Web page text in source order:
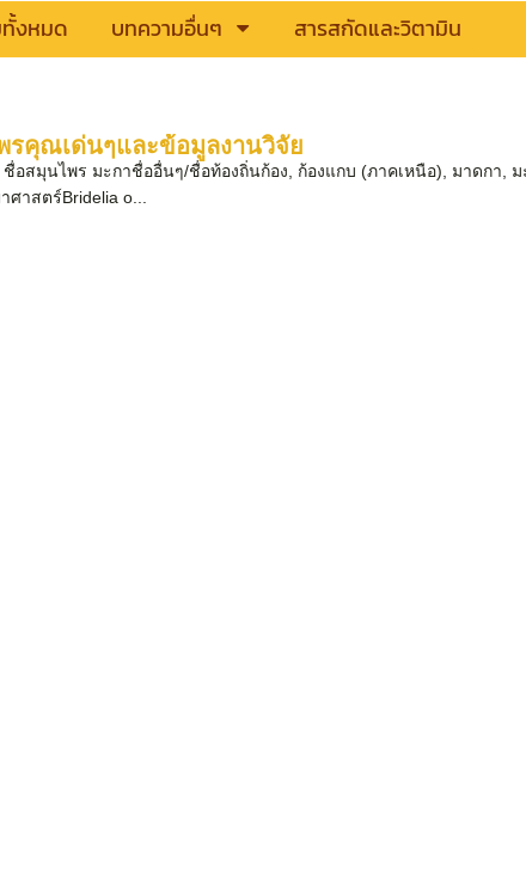
งหมด บทความอื่นๆ สารสกัดและวิตามิน
รคุณเด่นๆและข้อมูลงานวิจัย
อสมุนไพร มะกาชื่ออื่นๆ/ชื่อท้องถิ่นก้อง, ก้องแกบ (ภาคเหนือ), มาดกา,
าสตร์Bridelia o...